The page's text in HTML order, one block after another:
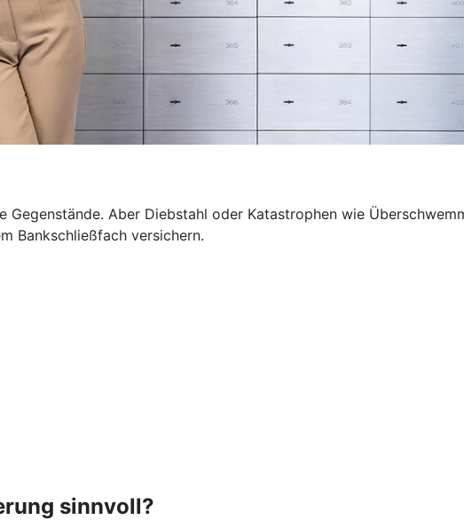
Aber Diebstahl oder Katastrophen wie
Bankschließfach versichern.
sinnvoll?